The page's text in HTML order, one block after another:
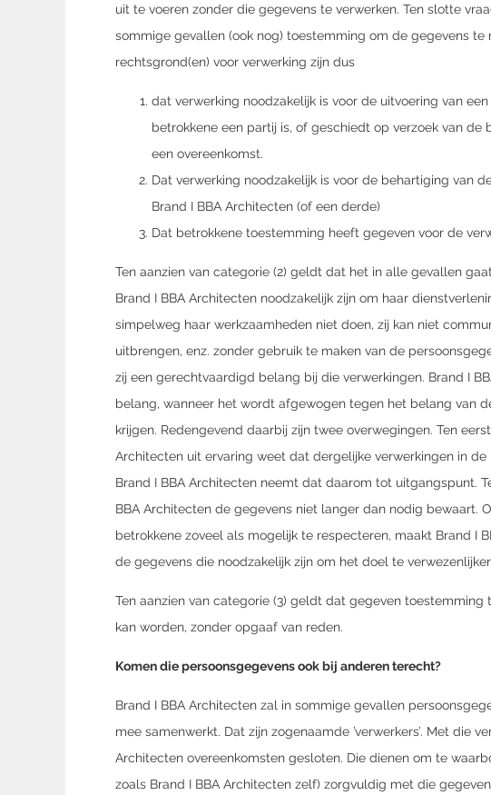
uit te voeren zonder die gegevens te verwerken. Ten slotte
sommige gevallen (ook nog) toestemming om de gegevens te
rechtsgrond(en) voor verwerking zijn dus
dat verwerking noodzakelijk is voor de uitvoering van
betrokkene een partij is, of geschiedt op verzoek van de
een overeenkomst.
Dat verwerking noodzakelijk is voor de behartiging van
Brand I BBA Architecten (of een derde)
Dat betrokkene toestemming heeft gegeven voor de
Ten aanzien van categorie (2) geldt dat het in alle gevallen
Brand I BBA Architecten noodzakelijk zijn om haar
simpelweg haar werkzaamheden niet doen, zij kan niet
uitbrengen, enz. zonder gebruik te maken van de
zij een gerechtvaardigd belang bij die verwerkingen. Brand I
belang, wanneer het wordt afgewogen tegen het belang van
krijgen. Redengevend daarbij zijn twee overwegingen. Ten
Architecten uit ervaring weet dat dergelijke verwerkingen in
Brand I BBA Architecten neemt dat daarom tot uitgangspunt.
BBA Architecten de gegevens niet langer dan nodig bewaart.
betrokkene zoveel als mogelijk te respecteren, maakt Brand I
de gegevens die noodzakelijk zijn om het doel te
Ten aanzien van categorie (3) geldt dat gegeven
kan worden, zonder opgaaf van reden.
Komen die persoonsgegevens ook bij anderen terecht?
Brand I BBA Architecten zal in sommige gevallen
mee samenwerkt. Dat zijn zogenaamde ’verwerkers’. Met die
Architecten overeenkomsten gesloten. Die dienen om te
zoals Brand I BBA Architecten zelf) zorgvuldig met die